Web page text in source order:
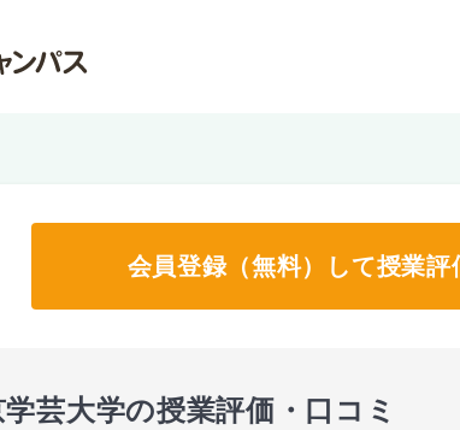
会員登録（無料）して授業評
学芸大学の授業評価・口コミ